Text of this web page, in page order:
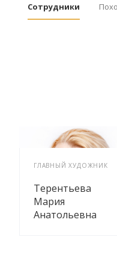
Сотрудники
ГЛАВНЫЙ ХУДОЖНИК
Терентьева
Мария
Анатольевна